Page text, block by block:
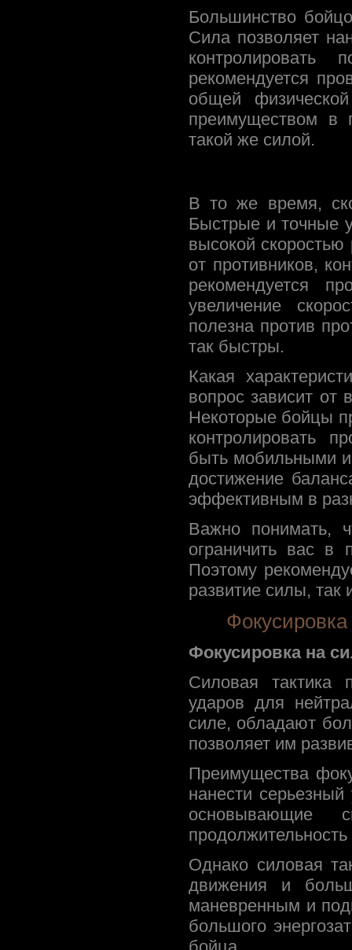
Большинство
Сила позволяет
рекомендуется
общей
преимуществом в
такой же силой.
В то же время,
Быстрые и точные
высокой
от противников,
рекомендуется
увеличение
полезна против
так быстры.
Какая
вопрос зависит от
Некоторые бойцы
контролировать
быть мобильными
достижение
эффективным в
Важно понимать,
ограничить вас в
Поэтому
развитие силы, так
Фокусировка на
Силовая тактика
ударов для
силе, обладают
позволяет им
Преимущества
нанести
основывающие
Однако силовая
движения и
маневренным и
большого